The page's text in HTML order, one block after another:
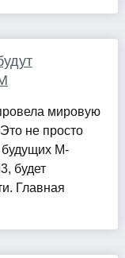
мировую
не просто
M-
будет
Главная